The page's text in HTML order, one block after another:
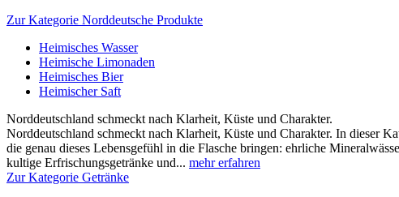
Zur Kategorie Norddeutsche Produkte
Heimisches Wasser
Heimische Limonaden
Heimisches Bier
Heimischer Saft
Norddeutschland schmeckt nach Klarheit, Küste und Charakter.
Norddeutschland schmeckt nach Klarheit, Küste und Charakter. In dieser
die genau dieses Lebensgefühl in die Flasche bringen: ehrliche
kultige Erfrischungsgetränke und... mehr erfahren
Zur Kategorie Getränke